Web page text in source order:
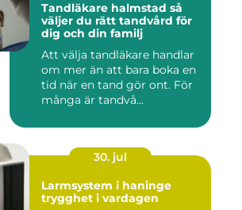
Tandläkare halmstad så
väljer du rätt tandvård för
dig och din familj
Att välja tandläkare handlar
om mer än att bara boka en
tid när en tand gör ont. För
många är tandvå...
30. jul
Larmsystem i haninge
trygghet i vardagen